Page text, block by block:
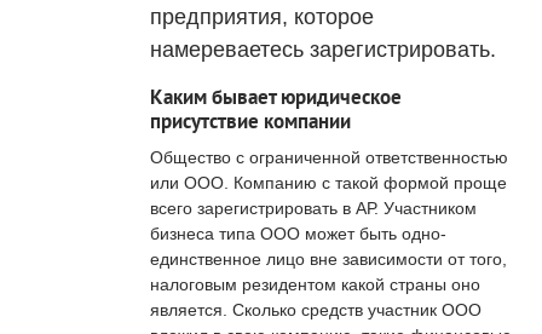
предприятия, которое
намереваетесь зарегистрировать.
Каким бывает юридическое
присутствие компании
Общество с ограниченной ответственностью
или ООО. Компанию с такой формой проще
всего зарегистрировать в АР. Участником
бизнеса типа ООО может быть одно-
единственное лицо вне зависимости от того,
налоговым резидентом какой страны оно
является. Сколько средств участник ООО